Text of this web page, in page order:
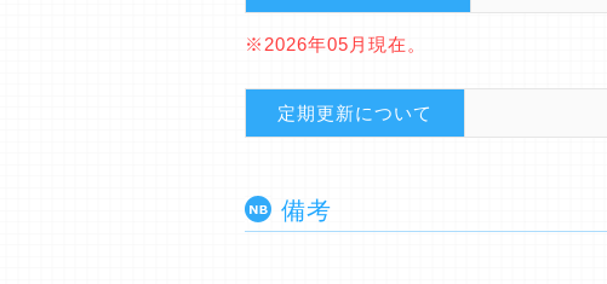
※2026年05月現在。
定期更新について
備考